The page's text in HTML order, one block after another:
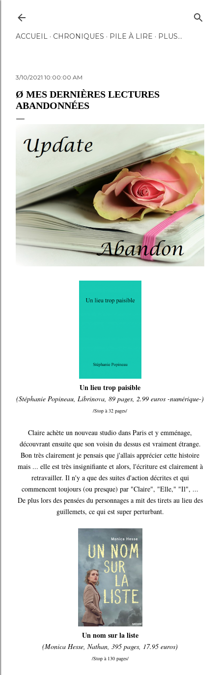
ACCUEIL CHRONIQUES PILE À LIRE PLUS…
3/10/2021 10:00:00 AM
Ø MES DERNIÈRES LECTURES
ABANDONNÉES
Un lieu trop paisible
(Stéphanie Popineau, Librinova, 89 pages, 2.99 euros -numérique-)
/Stop à 32 pages/
Claire achète un nouveau studio dans Paris et y emménage,
découvrant ensuite que son voisin du dessus est vraiment étrange.
Bon très clairement je pensais que j'allais apprécier cette histoire
mais ... elle est très insignifiante et alors, l'écriture est clairement à
retravailler. Il n'y a que des suites d'action décrites et qui
commencent toujours (ou presque) par "Claire", "Elle," "Il", ...
De plus lors des pensées du personnages a mit des tirets au lieu des
guillemets, ce qui est super perturbant.
Un nom sur la liste
(Monica Hesse, Nathan, 395 pages, 17.95 euros)
/Stop à 130 pages/